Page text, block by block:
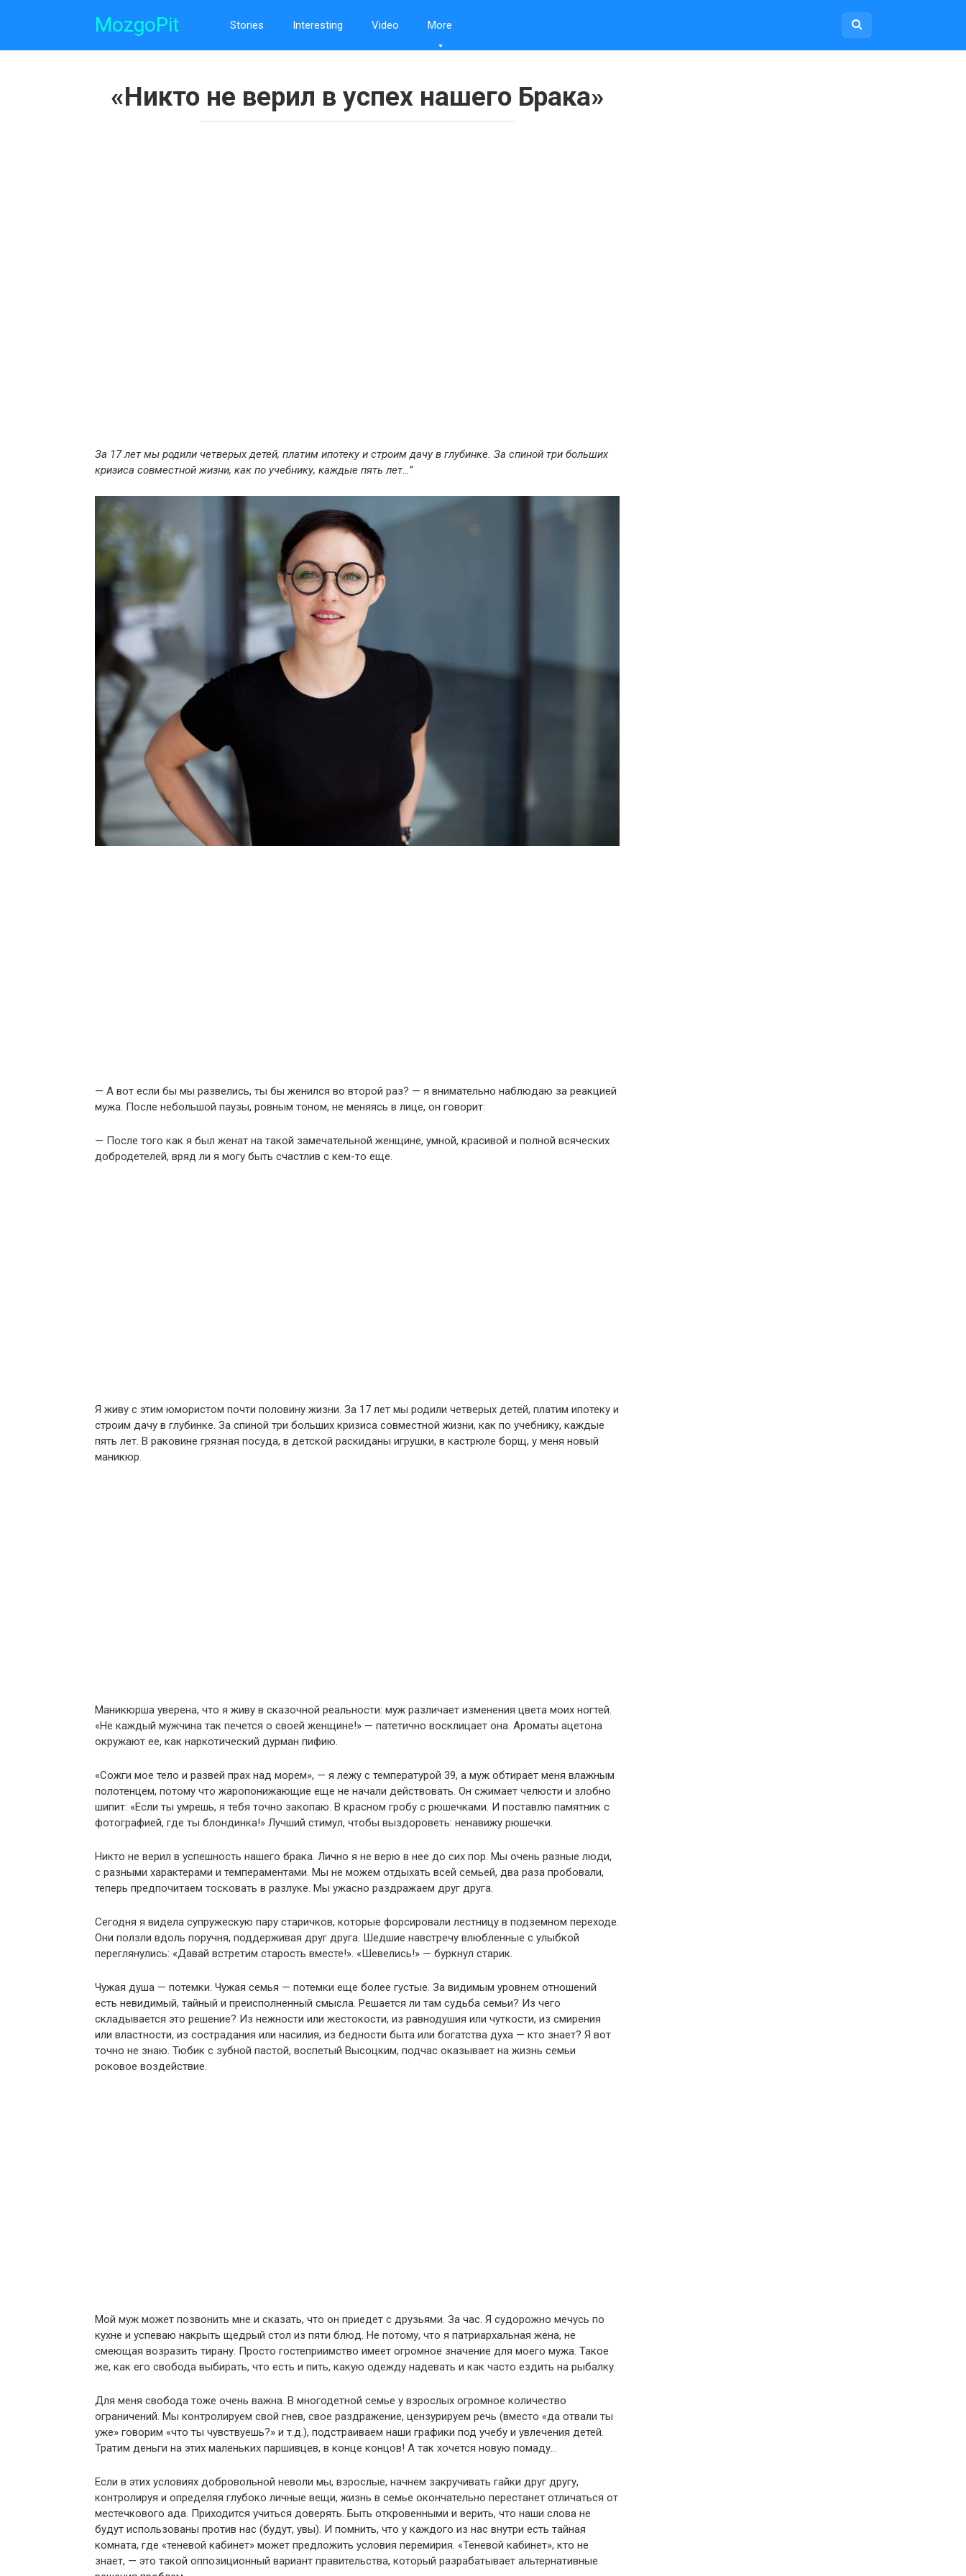
MozgoPit Stories Interesting Video More
«Никто не верил в успех нашего Брака»
За 17 лет мы родили четверых детей, платим ипотеку и строим дачу в глубинке. За спиной три больших
кризиса совместной жизни, как по учебнику, каждые пять лет…”
— А вот если бы мы развелись, ты бы женился во второй раз? — я внимательно наблюдаю за реакцией
мужа. После небольшой паузы, ровным тоном, не меняясь в лице, он говорит:
— После того как я был женат на такой замечательной женщине, умной, красивой и полной всяческих
добродетелей, вряд ли я могу быть счастлив с кем-то еще.
Я живу с этим юмористом почти половину жизни. За 17 лет мы родили четверых детей, платим ипотеку и
строим дачу в глубинке. За спиной три больших кризиса совместной жизни, как по учебнику, каждые
пять лет. В раковине грязная посуда, в детской раскиданы игрушки, в кастрюле борщ, у меня новый
маникюр.
Маникюрша уверена, что я живу в сказочной реальности: муж различает изменения цвета моих ногтей.
«Не каждый мужчина так печется о своей женщине!» — патетично восклицает она. Ароматы ацетона
окружают ее, как наркотический дурман пифию.
«Сожги мое тело и развей прах над морем», — я лежу с температурой 39, а муж обтирает меня влажным
полотенцем, потому что жаропонижающие еще не начали действовать. Он сжимает челюсти и злобно
шипит: «Если ты умрешь, я тебя точно закопаю. В красном гробу с рюшечками. И поставлю памятник с
фотографией, где ты блондинка!» Лучший стимул, чтобы выздороветь: ненавижу рюшечки.
Никто не верил в успешность нашего брака. Лично я не верю в нее до сих пор. Мы очень разные люди,
с разными характерами и темпераментами. Мы не можем отдыхать всей семьей, два раза пробовали,
теперь предпочитаем тосковать в разлуке. Мы ужасно раздражаем друг друга.
Сегодня я видела супружескую пару старичков, которые форсировали лестницу в подземном переходе.
Они ползли вдоль поручня, поддерживая друг друга. Шедшие навстречу влюбленные с улыбкой
переглянулись: «Давай встретим старость вместе!». «Шевелись!» — буркнул старик.
Чужая душа — потемки. Чужая семья — потемки еще более густые. За видимым уровнем отношений
есть невидимый, тайный и преисполненный смысла. Решается ли там судьба семьи? Из чего
складывается это решение? Из нежности или жестокости, из равнодушия или чуткости, из смирения
или властности, из сострадания или насилия, из бедности быта или богатства духа — кто знает? Я вот
точно не знаю. Тюбик с зубной пастой, воспетый Высоцким, подчас оказывает на жизнь семьи
роковое воздействие.
Мой муж может позвонить мне и сказать, что он приедет с друзьями. За час. Я судорожно мечусь по
кухне и успеваю накрыть щедрый стол из пяти блюд. Не потому, что я патриархальная жена, не
смеющая возразить тирану. Просто гостеприимство имеет огромное значение для моего мужа. Такое
же, как его свобода выбирать, что есть и пить, какую одежду надевать и как часто ездить на рыбалку.
Для меня свобода тоже очень важна. В многодетной семье у взрослых огромное количество
ограничений. Мы контролируем свой гнев, свое раздражение, цензурируем речь (вместо «да отвали ты
уже» говорим «что ты чувствуешь?» и т.д.), подстраиваем наши графики под учебу и увлечения детей.
Тратим деньги на этих маленьких паршивцев, в конце концов! А так хочется новую помаду…
Если в этих условиях добровольной неволи мы, взрослые, начнем закручивать гайки друг другу,
контролируя и определяя глубоко личные вещи, жизнь в семье окончательно перестанет отличаться от
местечкового ада. Приходится учиться доверять. Быть откровенными и верить, что наши слова не
будут использованы против нас (будут, увы). И помнить, что у каждого из нас внутри есть тайная
комната, где «теневой кабинет» может предложить условия перемирия. «Теневой кабинет», кто не
знает, — это такой оппозиционный вариант правительства, который разрабатывает альтернативные